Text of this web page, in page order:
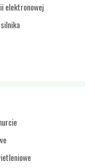
elektronowej